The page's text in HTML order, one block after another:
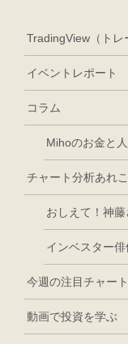
TradingView（トレ
イベントレポート
コラム
Mihoのお金と
チャート分析あれ
おしえて！神藤
インベスター
今週の注目チャート
動画で投資を学ぶ